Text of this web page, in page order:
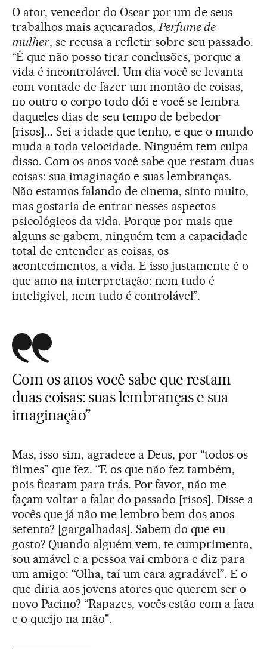
O ator, vencedor do Oscar por um de seus
trabalhos mais açucarados,Perfume de
mulher, se recusa a refletir sobre seu passado.
“É que não posso tirar conclusões, porque a
vida é incontrolável. Um dia você se levanta
com vontade de fazer um montão de coisas,
no outro o corpo todo dói e você se lembra
daqueles dias de seu tempo de bebedor
[risos]... Sei a idade que tenho, e que o mundo
muda a toda velocidade. Ninguém tem culpa
disso. Com os anos você sabe que restam duas
coisas: sua imaginação e suas lembranças.
Não estamos falando de cinema, sinto muito,
mas gostaria de entrar nesses aspectos
psicológicos da vida. Porque por mais que
alguns se gabem, ninguém tem a capacidade
total de entender as coisas, os
acontecimentos, a vida. E isso justamente é o
que amo na interpretação: nem tudo é
inteligível, nem tudo é controlável”.
Com os anos você sabe que restam
duas coisas: suas lembranças e sua
imaginação”
Mas, isso sim, agradece a Deus, por “todos os
filmes” que fez. “E os que não fez também,
pois ficaram para trás. Por favor, não me
façam voltar a falar do passado [risos]. Disse a
vocês que já não me lembro bem dos anos
setenta? [gargalhadas]. Sabem do que eu
gosto? Quando alguém vem, te cumprimenta,
sou amável e a pessoa vai embora e diz para
um amigo: “Olha, taí um cara agradável”. E o
que diria aos jovens atores que querem ser o
novo Pacino? “Rapazes, vocês estão com a faca
e o queijo na mão".